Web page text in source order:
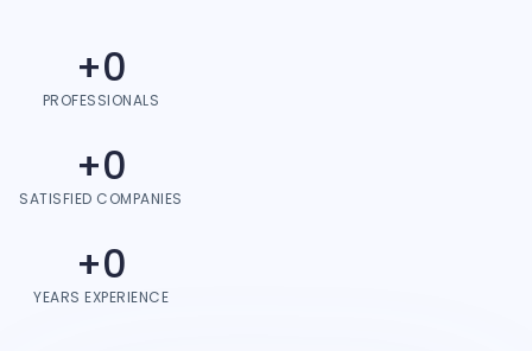
+0
PROFESSIONALS
+0
SATISFIED COMPANIES
+0
YEARS EXPERIENCE